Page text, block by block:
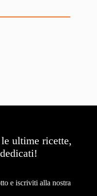
ultime ricette,
e iscriviti alla nostra